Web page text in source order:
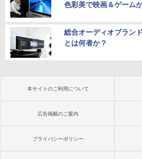
色彩美で映画＆ゲーム
総合オーディオブラン
とは何者か？
本サイトのご利用について
広告掲載のご案内
プライバシーポリシー